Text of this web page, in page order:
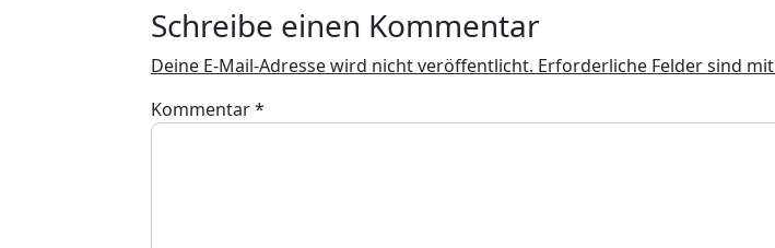
Schreibe einen Kommentar
Deine E-Mail-Adresse wird nicht veröffentlicht. Erforderliche Felder sind mit
Kommentar*